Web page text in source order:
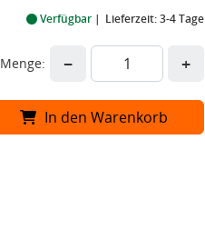
Verfügbar Lieferzeit: 3-4 Tage
Menge: − +
In den Warenkorb